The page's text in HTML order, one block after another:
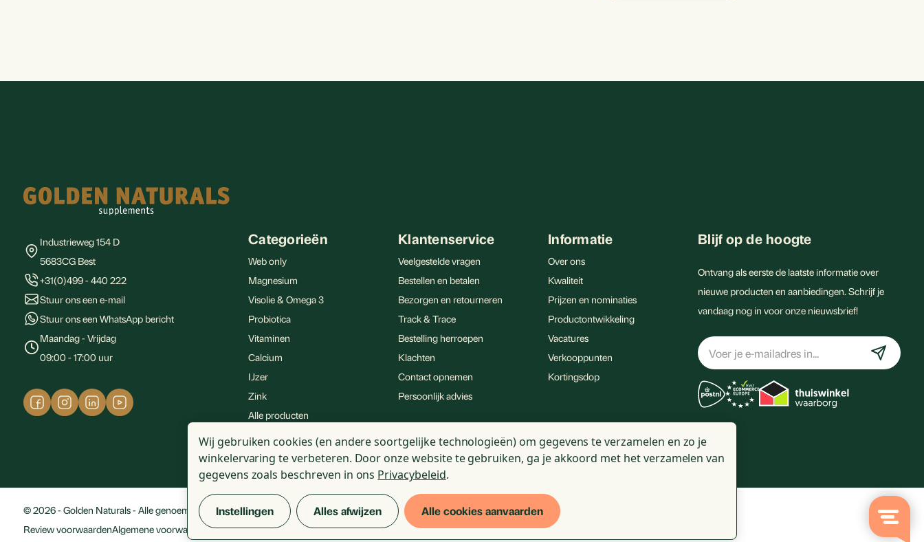
Industrieweg 154 D
5683CG Best
+31(0)499 - 440 222
Stuur ons een e-mail
Stuur ons een WhatsApp bericht
Maandag - Vrijdag
09:00 - 17:00 uur
Categorieën
Web only
Magnesium
Visolie & Omega 3
Probiotica
Vitaminen
Calcium
IJzer
Zink
Alle producten
Klantenservice
Veelgestelde vragen
Bestellen en betalen
Bezorgen en retourneren
Track & Trace
Bestelling herroepen
Klachten
Contact opnemen
Persoonlijk advies
Informatie
Over ons
Kwaliteit
Prijzen en nominaties
Productontwikkeling
Vacatures
Verkooppunten
Kortingsdop
Blijf op de hoogte
Ontvang als eerste de laatste informatie over
nieuwe producten en aanbiedingen. Schrijf je
vandaag nog in voor onze nieuwsbrief!
E-
mailadres
© 2026 - Golden Naturals - Alle genoemde prijzen zijn incl. BTW
Review voorwaardenAlgemene voorwaardenDisclaimerPrivacy statementCookie statement
Wij gebruiken cookies (en andere soortgelijke technologieën) om gegevens te verzamelen en zo je
winkelervaring te verbeteren. Door onze website te gebruiken, ga je akkoord met het verzamelen van
gegevens zoals beschreven in ons Privacybeleid.
Instellingen Alles afwijzen Alle cookies aanvaarden